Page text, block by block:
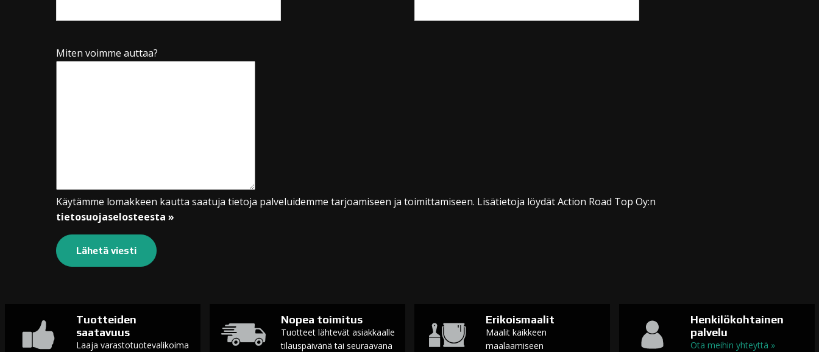
Miten voimme auttaa?
Käytämme lomakkeen kautta saatuja tietoja palveluidemme tarjoamiseen ja toimittamiseen. Lisätietoja löydät Action Road Top Oy:n
tietosuojaselosteesta »
Tuotteiden
saatavuus
Laaja varastotuotevalikoima
Nopea toimitus
Tuotteet lähtevät asiakkaalle
tilauspäivänä tai seuraavana
Erikoismaalit
Maalit kaikkeen
maalaamiseen
Henkilökohtainen
palvelu
Ota meihin yhteyttä »